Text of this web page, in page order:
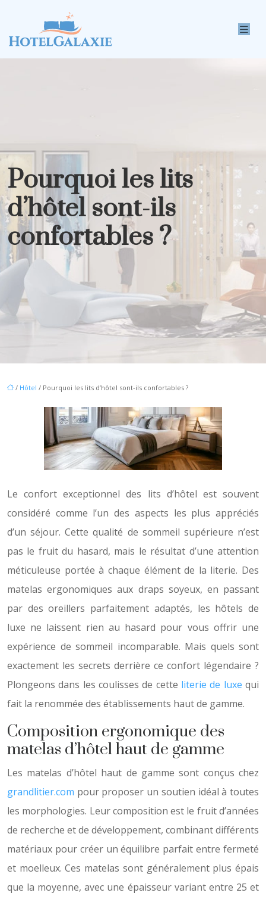
Pourquoi les lits
d’hôtel sont-ils
confortables ?
/ Hôtel / Pourquoi les lits d’hôtel sont-ils confortables ?
Le confort exceptionnel des lits d’hôtel est souvent
considéré comme l’un des aspects les plus appréciés
d’un séjour. Cette qualité de sommeil supérieure n’est
pas le fruit du hasard, mais le résultat d’une attention
méticuleuse portée à chaque élément de la literie. Des
matelas ergonomiques aux draps soyeux, en passant
par des oreillers parfaitement adaptés, les hôtels de
luxe ne laissent rien au hasard pour vous offrir une
expérience de sommeil incomparable. Mais quels sont
exactement les secrets derrière ce confort légendaire ?
Plongeons dans les coulisses de cette literie de luxe qui
fait la renommée des établissements haut de gamme.
Composition ergonomique des
matelas d’hôtel haut de gamme
Les matelas d’hôtel haut de gamme sont conçus chez
grandlitier.com pour proposer un soutien idéal à toutes
les morphologies. Leur composition est le fruit d’années
de recherche et de développement, combinant différents
matériaux pour créer un équilibre parfait entre fermeté
et moelleux. Ces matelas sont généralement plus épais
que la moyenne, avec une épaisseur variant entre 25 et